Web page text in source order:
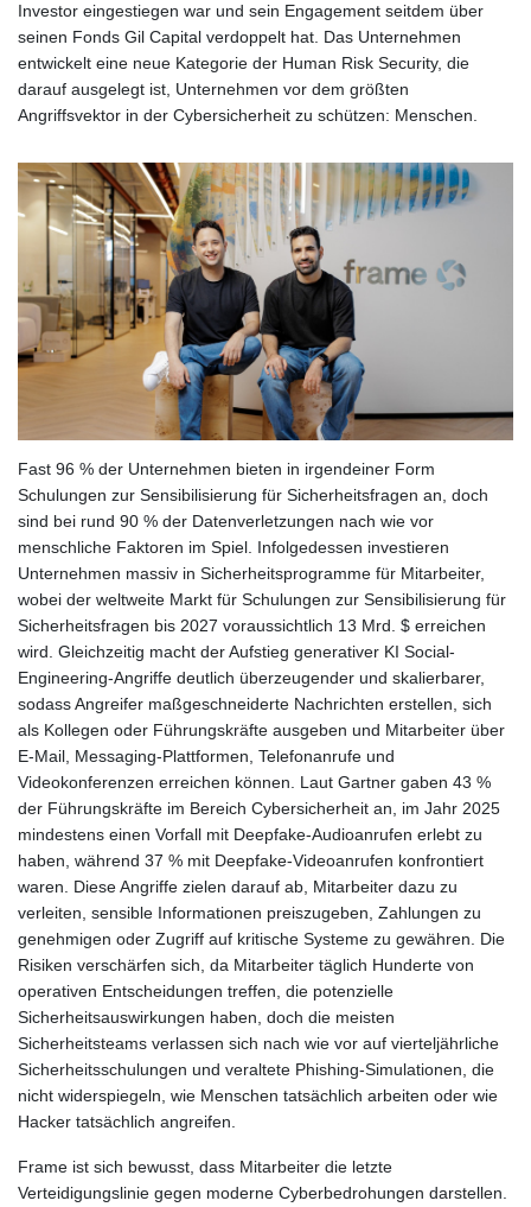
Investor eingestiegen war und sein Engagement seitdem über
seinen Fonds Gil Capital verdoppelt hat. Das Unternehmen
entwickelt eine neue Kategorie der Human Risk Security, die
darauf ausgelegt ist, Unternehmen vor dem größten
Angriffsvektor in der Cybersicherheit zu schützen: Menschen.
Fast 96 % der Unternehmen bieten in irgendeiner Form
Schulungen zur Sensibilisierung für Sicherheitsfragen an, doch
sind bei rund 90 % der Datenverletzungen nach wie vor
menschliche Faktoren im Spiel. Infolgedessen investieren
Unternehmen massiv in Sicherheitsprogramme für Mitarbeiter,
wobei der weltweite Markt für Schulungen zur Sensibilisierung für
Sicherheitsfragen bis 2027 voraussichtlich 13 Mrd. $ erreichen
wird. Gleichzeitig macht der Aufstieg generativer KI Social-
Engineering-Angriffe deutlich überzeugender und skalierbarer,
sodass Angreifer maßgeschneiderte Nachrichten erstellen, sich
als Kollegen oder Führungskräfte ausgeben und Mitarbeiter über
E-Mail, Messaging-Plattformen, Telefonanrufe und
Videokonferenzen erreichen können. Laut Gartner gaben 43 %
der Führungskräfte im Bereich Cybersicherheit an, im Jahr 2025
mindestens einen Vorfall mit Deepfake-Audioanrufen erlebt zu
haben, während 37 % mit Deepfake-Videoanrufen konfrontiert
waren. Diese Angriffe zielen darauf ab, Mitarbeiter dazu zu
verleiten, sensible Informationen preiszugeben, Zahlungen zu
genehmigen oder Zugriff auf kritische Systeme zu gewähren. Die
Risiken verschärfen sich, da Mitarbeiter täglich Hunderte von
operativen Entscheidungen treffen, die potenzielle
Sicherheitsauswirkungen haben, doch die meisten
Sicherheitsteams verlassen sich nach wie vor auf vierteljährliche
Sicherheitsschulungen und veraltete Phishing-Simulationen, die
nicht widerspiegeln, wie Menschen tatsächlich arbeiten oder wie
Hacker tatsächlich angreifen.
Frame ist sich bewusst, dass Mitarbeiter die letzte
Verteidigungslinie gegen moderne Cyberbedrohungen darstellen.